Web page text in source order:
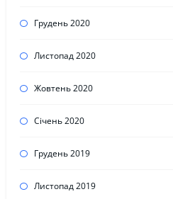
Грудень 2020
Листопад 2020
Жовтень 2020
Січень 2020
Грудень 2019
Листопад 2019